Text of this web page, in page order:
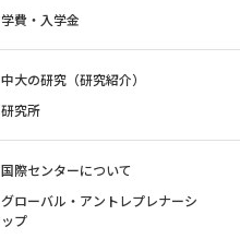
学費・入学金
中大の研究（研究紹介）
研究所
国際センターについて
グローバル・アントレプレナーシ
ップ